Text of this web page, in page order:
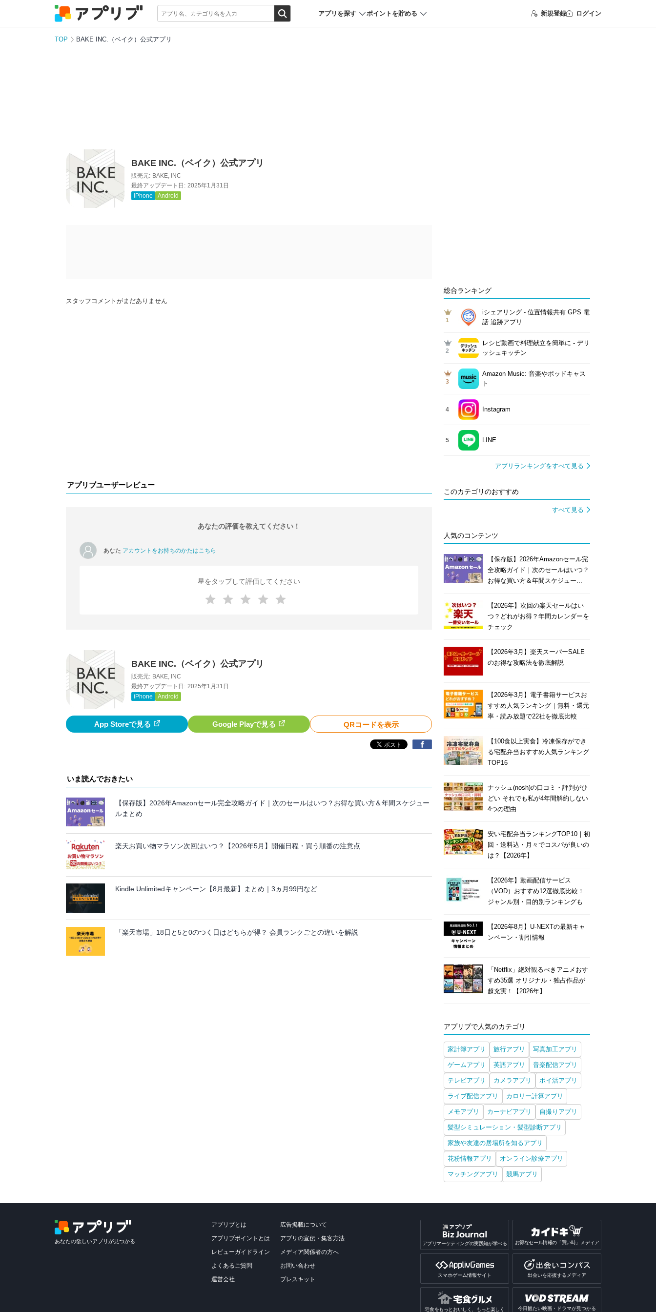
アプリを探す ポイントを貯める 新規登録 ログイン
TOP BAKE INC.（ベイク）公式アプリ
BAKE INC.（ベイク）公式アプリ
販売元: BAKE, INC
最終アップデート日: 2025年1月31日
iPhone
Android
スタッフコメントがまだありません
アプリブユーザーレビュー
あなたの評価を教えてください！
あなた アカウントをお持ちのかたはこちら
星をタップして評価してください
BAKE INC.（ベイク）公式アプリ
販売元: BAKE, INC
最終アップデート日: 2025年1月31日
iPhone
Android
App Storeで見る Google Playで見る QRコードを表示
いま読んでおきたい
【保存版】2026年Amazonセール完全攻略ガイド｜次のセールはいつ？お得な買い方＆年間スケジュー
ルまとめ
楽天お買い物マラソン次回はいつ？【2026年5月】開催日程・買う順番の注意点
Kindle Unlimitedキャンペーン【8月最新】まとめ｜3ヵ月99円など
「楽天市場」18日と5と0のつく日はどちらが得？ 会員ランクごとの違いを解説
総合ランキング
1
iシェアリング - 位置情報共有 GPS 電
話 追跡アプリ
2
レシピ動画で料理献立を簡単‪に - デリ
ッシュキッチン
3
Amazon Music: 音楽やポッドキャス
ト
4 Instagram
5 LINE
アプリランキングをすべて見る
このカテゴリのおすすめ
すべて見る
人気のコンテンツ
【保存版】2026年Amazonセール完
全攻略ガイド｜次のセールはいつ？
お得な買い方＆年間スケジュー...
【2026年】次回の楽天セールはい
つ？どれがお得？年間カレンダーを
チェック
【2026年3月】楽天スーパーSALE
のお得な攻略法を徹底解説
【2026年3月】電子書籍サービスお
すすめ人気ランキング｜無料・還元
率・読み放題で22社を徹底比較
【100食以上実食】冷凍保存ができ
る宅配弁当おすすめ人気ランキング
TOP16
ナッシュ(nosh)の口コミ・評判がひ
どい それでも私が4年間解約しない
4つの理由
安い宅配弁当ランキングTOP10｜初
回・送料込・月々でコスパが良いの
は？【2026年】
【2026年】動画配信サービス
（VOD）おすすめ12選徹底比較！
ジャンル別・目的別ランキングも
【2026年8月】U-NEXTの最新キャ
ンペーン・割引情報
「Netflix」絶対観るべきアニメおす
すめ35選 オリジナル・独占作品が
超充実！【2026年】
アプリブで人気のカテゴリ
家計簿アプリ 旅行アプリ 写真加工アプリ
ゲームアプリ 英語アプリ 音楽配信アプリ
テレビアプリ カメラアプリ ポイ活アプリ
ライブ配信アプリ カロリー計算アプリ
メモアプリ カーナビアプリ 自撮りアプリ
髪型シミュレーション・髪型診断アプリ
家族や友達の居場所を知るアプリ
花粉情報アプリ オンライン診療アプリ
マッチングアプリ 競馬アプリ
あなたの欲しいアプリが見つかる
アプリブとは
アプリブポイントとは
レビューガイドライン
よくあるご質問
運営会社
広告掲載について
アプリの宣伝・集客方法
メディア関係者の方へ
お問い合わせ
プレスキット
アプリマーケティングの実践知が学べる お得なセール情報の「買い時」メディア
スマホゲーム情報サイト 出会いを応援するメディア
宅食をもっとおいしく、もっと楽しく 今日観たい映画・ドラマが見つかる